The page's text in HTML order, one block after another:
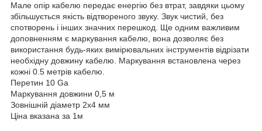
Мале опір кабелю передає енергію без втрат, завдяки цьому
збільшується якість відтвореного звуку. Звук чистий, без
спотворень і інших значних перешкод. Ще одним важливим
доповненням є маркування кабелю, вона дозволяє без
використання будь-яких вимірювальних інструментів відрізати
необхідну довжину кабелю. Маркування встановлена через
кожні 0.5 метрів кабелю.
Перетин 10 Ga
Маркування довжини 0,5 м
Зовнішній діаметр 2х4 мм
Ціна вказана за 1м